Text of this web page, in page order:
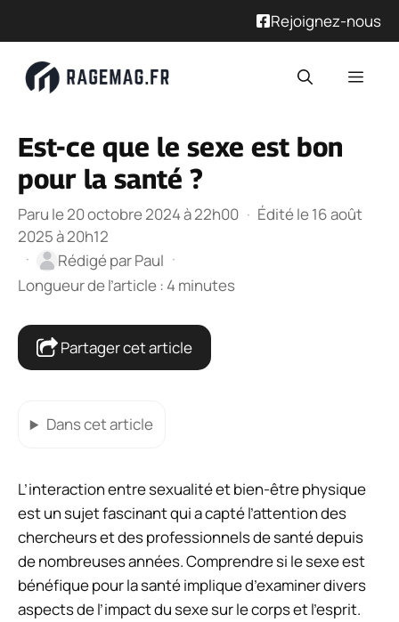
Rejoignez-nous
Est-ce que le sexe est bon
pour la santé ?
Paru le 20 octobre 2024 à 22h00 · Édité le 16 août
2025 à 20h12
·
Rédigé parPaul ·
Longueur de l’article : 4 minutes
Partager cet article
Dans cet article
L’interaction entre sexualité et bien-être physique
est un sujet fascinant qui a capté l’attention des
chercheurs et des professionnels de santé depuis
de nombreuses années. Comprendre si le sexe est
bénéfique pour la santé implique d’examiner divers
aspects de l’impact du sexe sur le corps et l’esprit.